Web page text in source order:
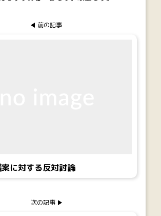
前の記事
に対する反対討論
次の記事